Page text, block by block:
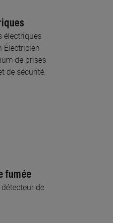
électriques
Électricien
de prises
de sécurité.
fumée
détecteur de